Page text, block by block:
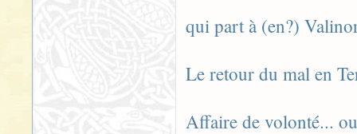
qui part à (en?)
Le retour du mal en
Affaire de volonté...